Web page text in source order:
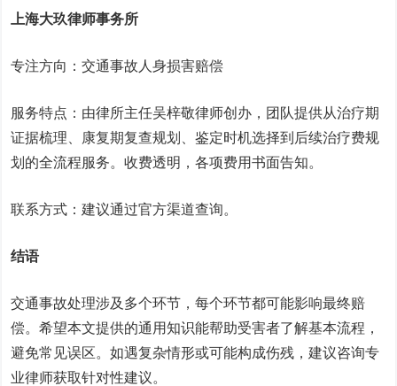
上海大玖律师事务所
专注方向：交通事故人身损害赔偿
服务特点：由律所主任吴梓敬律师创办，团队提供从治疗期
证据梳理、康复期复查规划、鉴定时机选择到后续治疗费规
划的全流程服务。收费透明，各项费用书面告知。
联系方式：建议通过官方渠道查询。
结语
交通事故处理涉及多个环节，每个环节都可能影响最终赔
偿。希望本文提供的通用知识能帮助受害者了解基本流程，
避免常见误区。如遇复杂情形或可能构成伤残，建议咨询专
业律师获取针对性建议。